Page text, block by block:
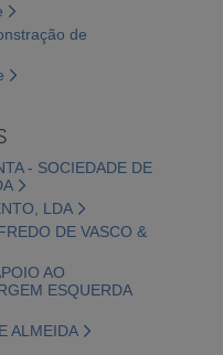
de
- SOCIEDADE DE
LDA
DE VASCO &
AO
ESQUERDA
ALMEIDA